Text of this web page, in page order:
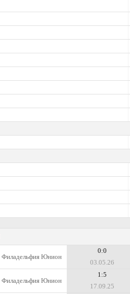
Филадельфия Юнион
0:0
03.05.26
Филадельфия Юнион
1:5
17.09.25